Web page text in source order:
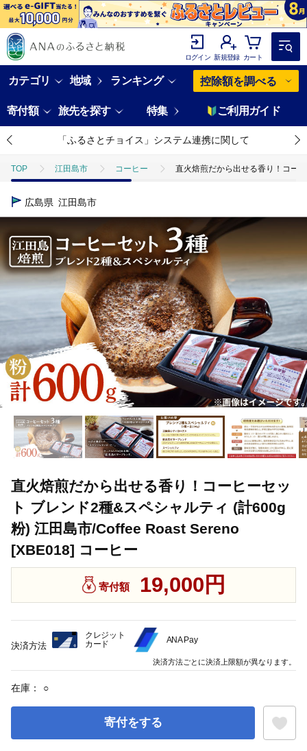
ログイン 新規登録 カート
カテゴリ 地域 ランキング 控除額を調べる
寄付額 旅先を探す 特集 ご利用ガイド
「ふるさとチョイス」システム連携に関して
TOP 江田島市 コーヒー 直火焙煎だから出せる香り！コー
広島県 江田島市
直火焙煎だから出せる香り！コーヒーセッ
ト ブレンド2種&スペシャルティ (計600g
粉) 江田島市/Coffee Roast Sereno
[XBE018] コーヒー
寄付額 19,000円
在庫： ○
寄付をする
決済方法
クレジット
カード
ANA Pay
決済方法ごとに決済上限額が異なります。